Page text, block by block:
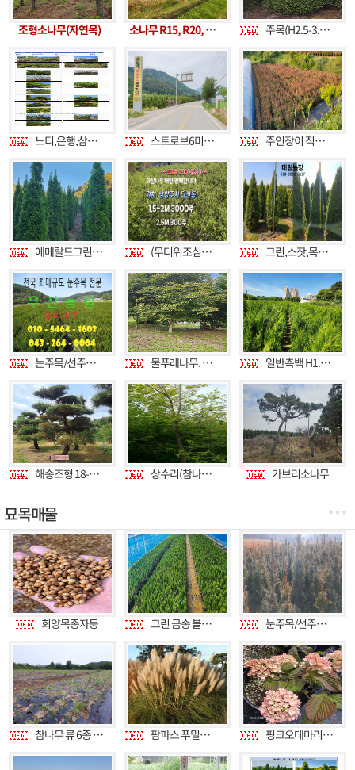
조형소나무(자연목) 소나무 R15, R20, 메타 B10 내외 주목(H2.5-3.0),둥근주목(W2.0-2.5) 저렴하게 판매합니다.
느티,은행,삼색버드,청단풍,규격별판매합니다 스트로브6미터~10미터 (송계농장) 주인장이 직접 키워 짱짱한 홍가시나무, 거품 뺀 가격으로 드립니다.
에메랄드그린 1.5m ~ 2.5m 판매합니다. (무더위조심하세요))단풍나무3만원 화살나무2300원 전나무 측백나무 무궁화 콤팩트화살나무 오엽송 반송 소나무 라일락 묘목 조경수 정원수 판매합니다 그린,스잣,목련,겹벚,소나무,해송,블루엔젤,써니스마라그,미측백,스노우화백 등
눈주목/선주목/둥근주목/에메랄드그린/문그로우/미측백/황금측백/블루애로우/옥향/주목 묘목/단풍나무 판매 ★우진농원 물푸레나무, 산벚나무, 해송, 칠엽수, 느릅나무, 구상나무, 소나무 외 판매합니다. 일반측백 H1.2~H2.5 판매합니다
해송조형 18-25점 싸게 팝니다 상수리(참나무 류 6종 전문) 1년생 묘목~R30까지 20만 주 보유 가브리소나무
묘목매물
회양목종자등 그린 금송 블루앤젤 골드 블루애로우 포트묘 분달이 분털이 눈주목/선주목 특대/둥근주목/에메랄드그린/문그로우/미측백/황금측백/블루애로우/옥향/주목 묘목/단풍나무 판매 ★우진농원
참나무 류 6종 전문(참나무농장) 참나무 묘목 분양합니다 팜파스 푸밀라 판매 핑크오데마리 포트묘